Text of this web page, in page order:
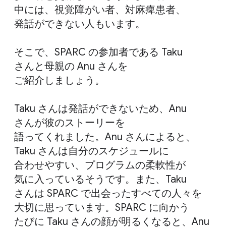
中には、​視覚障が​い者、​対麻痺患者、​
発話が​できない​人もいます。
そこで、​SPARC の​参加者である Taku
さんと​母親の Anu さんを​
ご紹介しましょう。
Taku さんは​発話が​できないため、​Anu
さんが​彼の​ストーリーを​
語ってくれました。​Anu さんに​よると、​
Taku さんは​自分の​スケジュールに​
合わせやすい、​プログラムの​柔軟性が​
気に入っている​そうです。​また、​Taku
さんは SPARC で​出会った​すべての​人々を​
大切に​思っています。​SPARC に​向かう​
たびに Taku さんの​顔が​明るくなると、​Anu